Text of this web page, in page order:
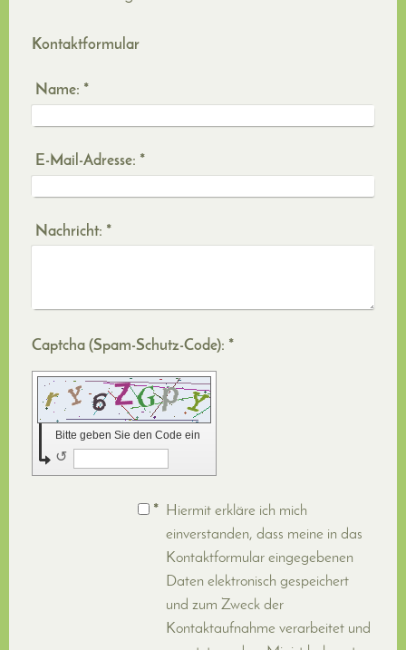
Kontaktformular
Name: *
E-Mail-Adresse: *
Nachricht: *
Captcha (Spam-Schutz-Code): *
Bitte geben Sie den Code ein
↺
*
Hiermit erkläre ich mich
einverstanden, dass meine in das
Kontaktformular eingegebenen
Daten elektronisch gespeichert
und zum Zweck der
Kontaktaufnahme verarbeitet und